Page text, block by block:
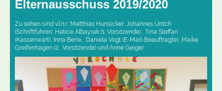
Elternausschuss 2019/2020
Zu sehen sind v.l.n.r.: Matthias Hunsicker, Johannes Untch
(Schriftführer), Hatice Albayrak (1. Vorsitzende), Tina Steffan
(Kassenwart), Inna Berie, Daniela Vogt (E-Mail-Beauftragte), Maike
Greifenhagen (2. Vorsitzende) und Anne Geiger.